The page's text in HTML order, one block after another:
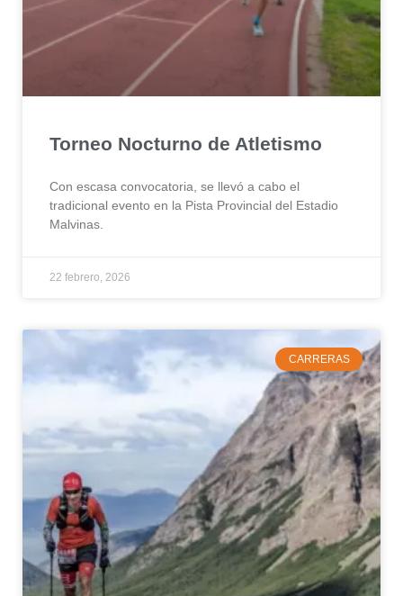
Torneo Nocturno de Atletismo
Con escasa convocatoria, se llevó a cabo el
tradicional evento en la Pista Provincial del Estadio
Malvinas.
22 febrero, 2026
CARRERAS